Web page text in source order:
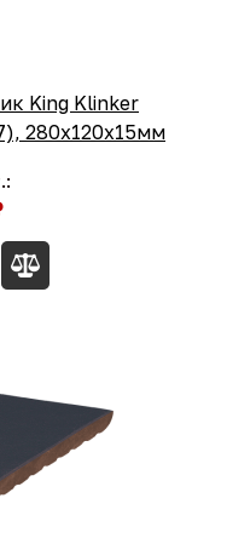
King Klinker
280х120х15мм